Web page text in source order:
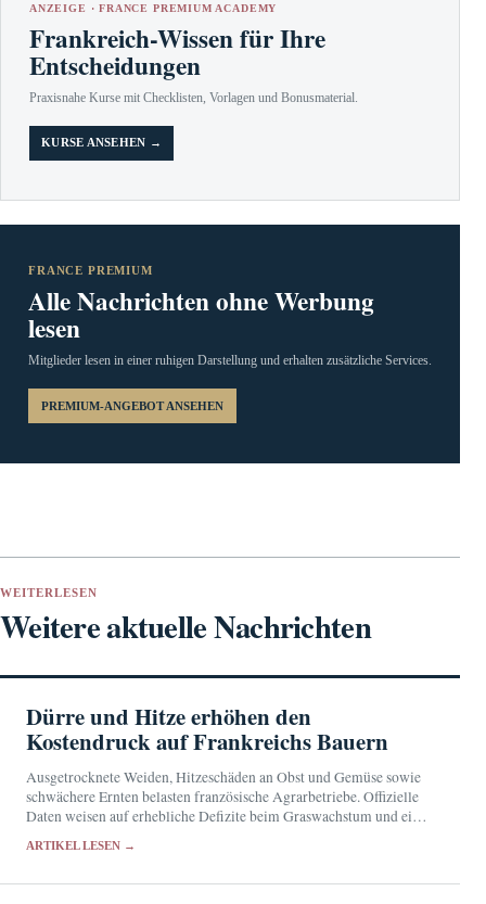
ANZEIGE · FRANCE PREMIUM ACADEMY
Frankreich-Wissen für Ihre
Entscheidungen
Praxisnahe Kurse mit Checklisten, Vorlagen und Bonusmaterial.
KURSE ANSEHEN →
FRANCE PREMIUM
Alle Nachrichten ohne Werbung
lesen
Mitglieder lesen in einer ruhigen Darstellung und erhalten zusätzliche Services.
PREMIUM-ANGEBOT ANSEHEN
WEITERLESEN
Weitere aktuelle Nachrichten
Dürre und Hitze erhöhen den
Kostendruck auf Frankreichs Bauern
Ausgetrocknete Weiden, Hitzeschäden an Obst und Gemüse sowie
schwächere Ernten belasten französische Agrarbetriebe. Offizielle
Daten weisen auf erhebliche Defizite beim Graswachstum und einen
ARTIKEL LESEN →